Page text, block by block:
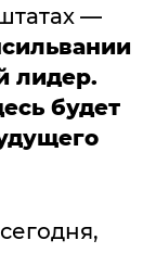
—
лидер.
будет